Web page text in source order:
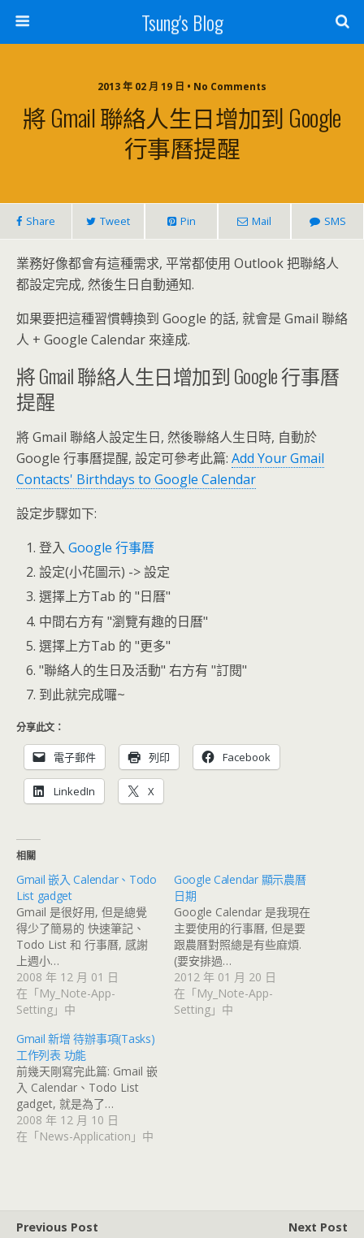
Tsung's Blog
2013 年 02 月 19 日 • No Comments
將 Gmail 聯絡人生日增加到 Google
行事曆提醒
Share Tweet Pin Mail SMS
業務好像都會有這種需求, 平常都使用 Outlook 把聯絡人
都設定完成, 然後生日自動通知.
如果要把這種習慣轉換到 Google 的話, 就會是 Gmail 聯絡
人 + Google Calendar 來達成.
將 Gmail 聯絡人生日增加到 Google 行事曆
提醒
將 Gmail 聯絡人設定生日, 然後聯絡人生日時, 自動於
Google 行事曆提醒, 設定可參考此篇: Add Your Gmail
Contacts' Birthdays to Google Calendar
設定步驟如下:
登入Google 行事曆
設定(小花圖示) -> 設定
選擇上方Tab 的 "日曆"
中間右方有 "瀏覽有趣的日曆"
選擇上方Tab 的 "更多"
"聯絡人的生日及活動" 右方有 "訂閱"
到此就完成囉~
分享此文：
電子郵件 列印 Facebook
LinkedIn X
相關
Gmail 嵌入 Calendar、Todo
List gadget
Gmail 是很好用, 但是總覺
得少了簡易的 快速筆記、
Todo List 和 行事曆, 感謝
上週小…
2008 年 12 月 01 日
在「My_Note-App-
Setting」中
Google Calendar 顯示農曆
日期
Google Calendar 是我現在
主要使用的行事曆, 但是要
跟農曆對照總是有些麻煩.
(要安排過…
2012 年 01 月 20 日
在「My_Note-App-
Setting」中
Gmail 新增 待辦事項(Tasks)
工作列表 功能
前幾天剛寫完此篇: Gmail 嵌
入 Calendar、Todo List
gadget, 就是為了…
2008 年 12 月 10 日
在「News-Application」中
Previous Post
Next Post